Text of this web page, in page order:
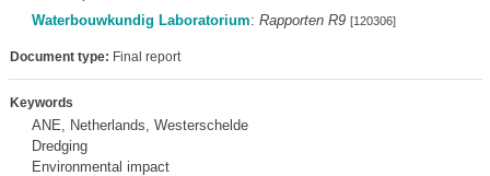
Waterbouwkundig Laboratorium: Rapporten R9 [120306]
Document type: Final report
Keywords
ANE, Netherlands, Westerschelde
Dredging
Environmental impact